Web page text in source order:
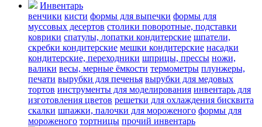
Инвентарь
венчики кисти формы для выпечки формы для
муссовых десертов столики поворотные, подставки
коврики cпатулы, лопатки кондитерские шпатели,
скребки кондитерские мешки кондитерские насадки
кондитерские, переходники шприцы, прессы ножи,
валики весы, мерные ёмкости термометры плунжеры,
печати вырубки для печенья вырубки для медовых
тортов инструменты для моделирования инвентарь для
изготовления цветов решетки для охлаждения бисквита
скалки шпажки, палочки для мороженого формы для
мороженого тортницы прочий инвентарь